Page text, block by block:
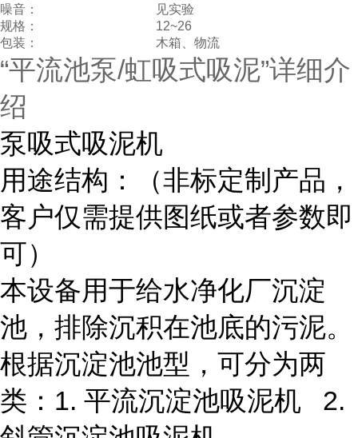
噪音：
见实验
规格：
12~26
包装：
木箱、物流
“平流池泵/虹吸式吸泥”详细介
绍
泵吸式吸泥机
用途结构：（非标定制产品，
客户仅需提供图纸或者参数即
可）
本设备用于给水净化厂沉淀
池，排除沉积在池底的污泥。
根据沉淀池池型，可分为两
类：1. 平流沉淀池吸泥机 2.